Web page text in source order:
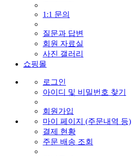
1:1 문의
질문과 답변
회원 자료실
사진 갤러리
쇼핑몰
로그인
아이디 및 비밀번호 찾기
회원가입
마이 페이지 (주문내역 등)
결제 현황
주문 배송 조회